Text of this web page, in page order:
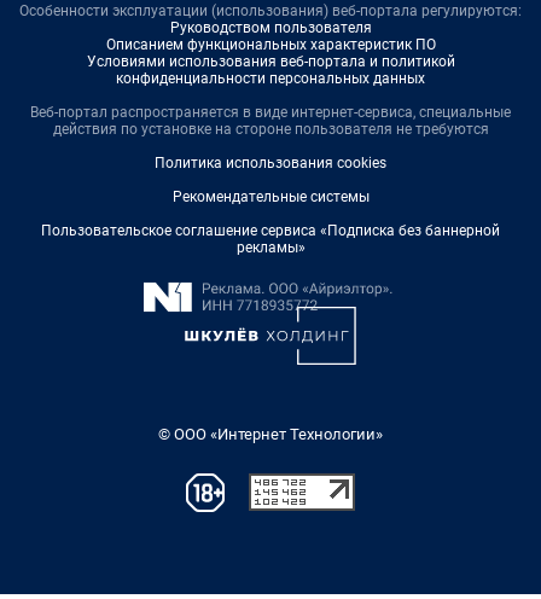
Особенности эксплуатации (использования) веб-портала регулируются:
Руководством пользователя
Описанием функциональных характеристик ПО
Условиями использования веб-портала и политикой
конфиденциальности персональных данных
Веб-портал распространяется в виде интернет-сервиса, специальные
действия по установке на стороне пользователя не требуются
Политика использования cookies
Рекомендательные системы
Пользовательское соглашение сервиса «Подписка без баннерной
рекламы»
© ООО «Интернет Технологии»